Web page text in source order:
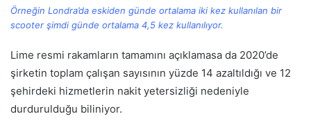
Örneğin Londra’da eskiden günde ortalama iki kez kullanılan bir
scooter şimdi günde ortalama 4,5 kez kullanılıyor.
Lime resmi rakamların tamamını açıklamasa da 2020’de
şirketin toplam çalışan sayısının yüzde 14 azaltıldığı ve 12
şehirdeki hizmetlerin nakit yetersizliği nedeniyle
durdurulduğu biliniyor.